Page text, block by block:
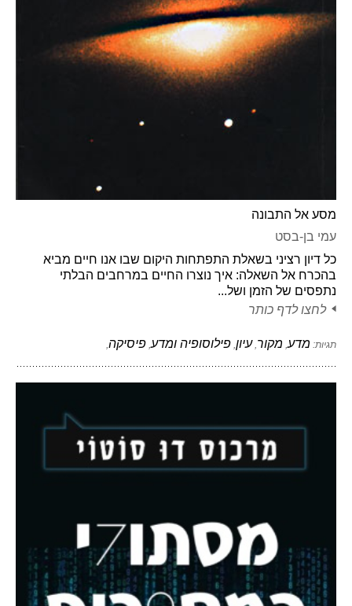
מסע אל התבונה
עמי בן-בסט
כל דיון רציני בשאלת התפתחות היקום שבו אנו חיים מביא
בהכרח אל השאלה: איך נוצרו החיים במרחבים הבלתי
נתפסים של הזמן ושל...
לחצו לדף כותר
תגיות: מדע, מקור,עיון, פילוסופיה ומדע, פיסיקה,